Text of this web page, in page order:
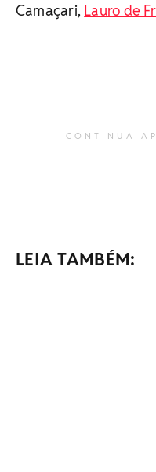
Camaçari, Lauro de
CONTINUA
LEIA TAMBÉM: